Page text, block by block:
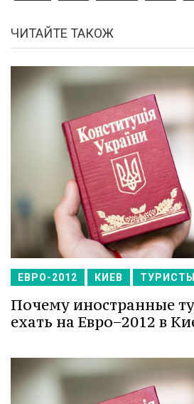
ЧИТАЙТЕ ТАКОЖ
ЕВРО-2012 КИЕВ ТУРИСТЫ
Почему иностранные
ехать на Евро−2012 в